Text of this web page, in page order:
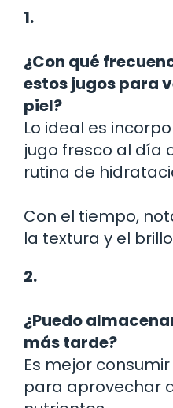
1.
¿Con qué
estos jugos para
piel?
Lo ideal es
jugo fresco al día
rutina de
Con el tiempo,
la textura y el
2.
¿Puedo
más tarde?
Es mejor
para aprovechar